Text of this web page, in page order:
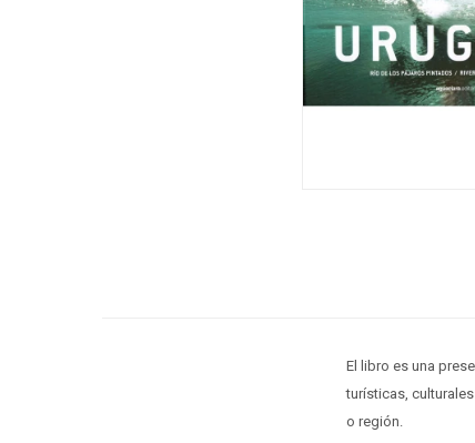
El libro es una
turísticas,
o región.